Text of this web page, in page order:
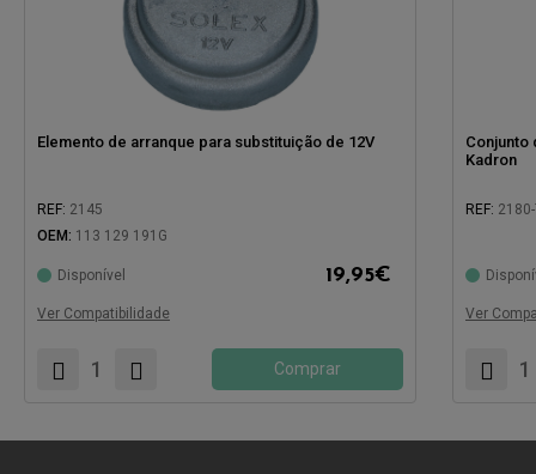
Elemento de arranque para substituição de 12V
REF: 2145
OEM: 113 129 191G
Disponível 19,95€
Ver Compatibilidade
Compatível com:
Comprar
Conjunto
Kadron
REF:
Ver